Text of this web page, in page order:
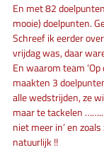
En met 82
mooie) doelpunten.
Schreef ik eerder
vrijdag was, daar
En waarom team
maakten 3
alle wedstrijden, ze
maar te tackelen
niet meer in’ en
natuurlijk !!